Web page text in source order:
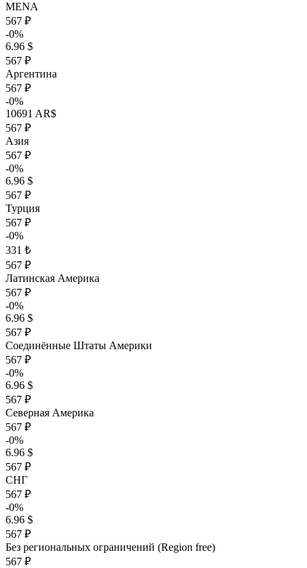
MENA
567 ₽
-0%
6.96 $
567 ₽
Аргентина
567 ₽
-0%
10691 AR$
567 ₽
Азия
567 ₽
-0%
6.96 $
567 ₽
Турция
567 ₽
-0%
331 ₺
567 ₽
Латинская Америка
567 ₽
-0%
6.96 $
567 ₽
Соединённые Штаты Америки
567 ₽
-0%
6.96 $
567 ₽
Северная Америка
567 ₽
-0%
6.96 $
567 ₽
СНГ
567 ₽
-0%
6.96 $
567 ₽
Без региональных ограничений (Region free)
567 ₽